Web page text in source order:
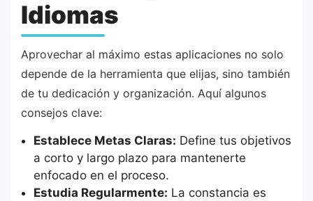
Idiomas
Aprovechar al máximo estas aplicaciones no solo
depende de la herramienta que elijas, sino también
de tu dedicación y organización. Aquí algunos
consejos clave:
Establece Metas Claras: Define tus objetivos
a corto y largo plazo para mantenerte
enfocado en el proceso.
Estudia Regularmente: La constancia es